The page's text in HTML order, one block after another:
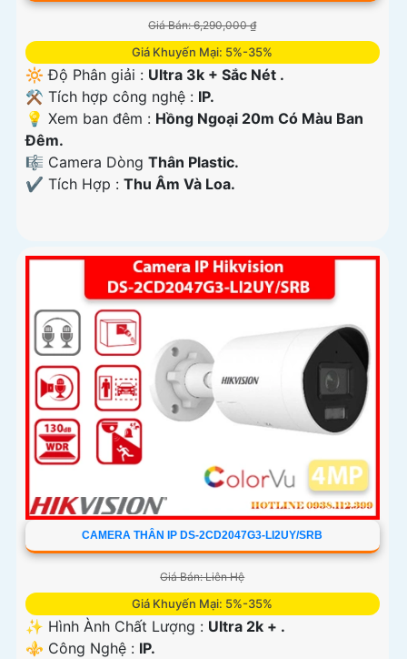
Giá Bán: 6,290,000 ₫
Giá Khuyến Mại: 5%-35%
🔆 Độ Phân giải : Ultra 3k + Sắc Nét .
⚒ Tích hợp công nghệ : IP.
💡 Xem ban đêm : Hồng Ngoại 20m Có Màu Ban
Ðêm.
🎼️ Camera Dòng Thân Plastic.
️✔️ Tích Hợp : Thu Âm Và Loa.
CAMERA THÂN IP DS-2CD2047G3-LI2UY/SRB
Giá Bán: Liên Hệ
Giá Khuyến Mại: 5%-35%
✨ Hình Ành Chất Lượng : Ultra 2k + .
⚜️ Công Nghệ : IP.